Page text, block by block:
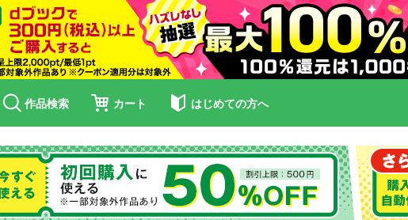
作品検索 カート はじめての方へ